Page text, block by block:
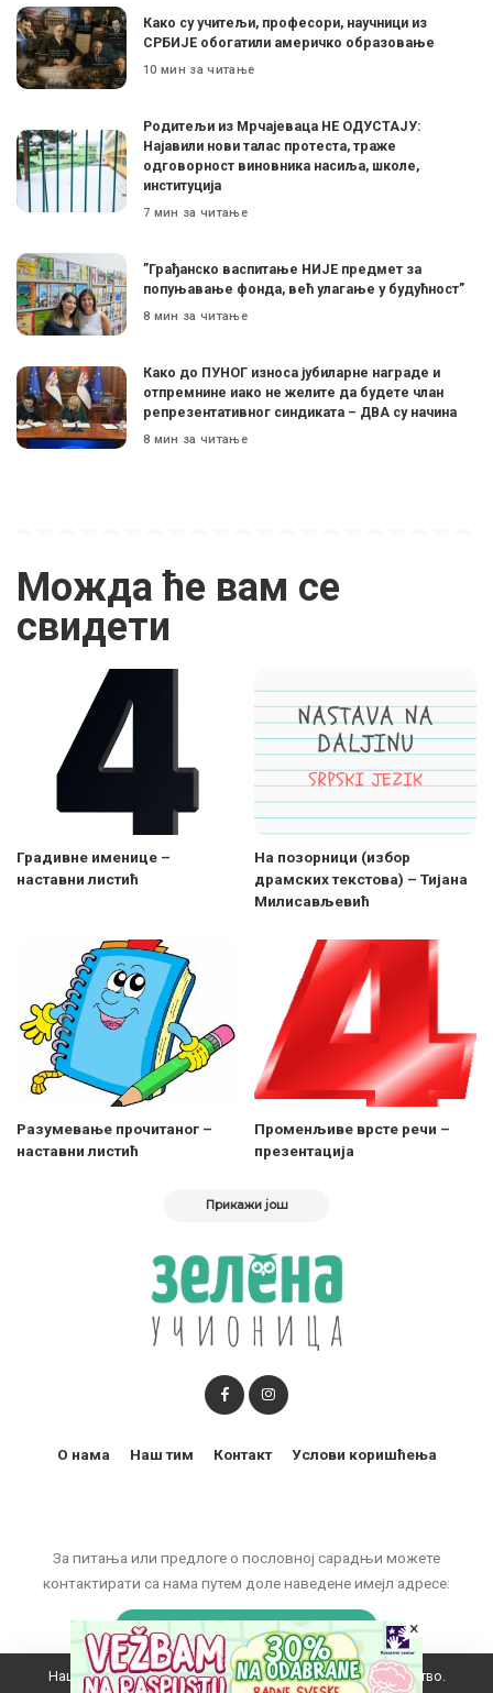
Како су учитељи, професори, научници из
СРБИЈЕ обогатили америчко образовање
10 мин за читање
Родитељи из Мрчајеваца НЕ ОДУСТАЈУ:
Најавили нови талас протеста, траже
одговорност виновника насиља, школе,
институција
7 мин за читање
”Грађанско васпитање НИЈЕ предмет за
попуњавање фонда, већ улагање у будућност”
8 мин за читање
Како до ПУНОГ износа јубиларне награде и
отпремнине иако не желите да будете члан
репрезентативног синдиката – ДВА су начина
8 мин за читање
Можда ће вам се
свидети
Градивне именице –
наставни листић
На позорници (избор
драмских текстова) – Тијана
Милисављевић
Разумевање прочитаног –
наставни листић
Променљиве врсте речи –
презентација
Прикажи још
За питања или предлоге о пословној сарадњи можете
контактирати са нама путем доле наведене имејл адресе:
marketing@zelenaucionica.com
О нама Наш тим Контакт Услови коришћења
Наш вебсајт користи колачиће да побољша ваше искуство.
×